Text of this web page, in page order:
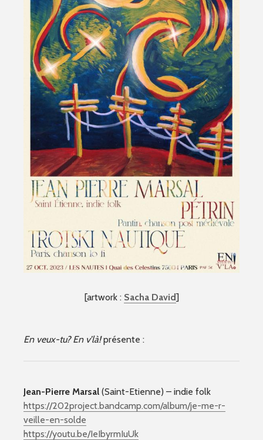
[artwork : Sacha David]
En veux-tu? En v’là!présente :
Jean-Pierre Marsal (Saint-Etienne) – indie folk
https://202project.bandcamp.com/album/je-me-r-
veille-en-solde
https://youtu.be/IeIbyrmIuUk